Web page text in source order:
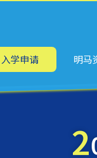
入学申请 明马
2